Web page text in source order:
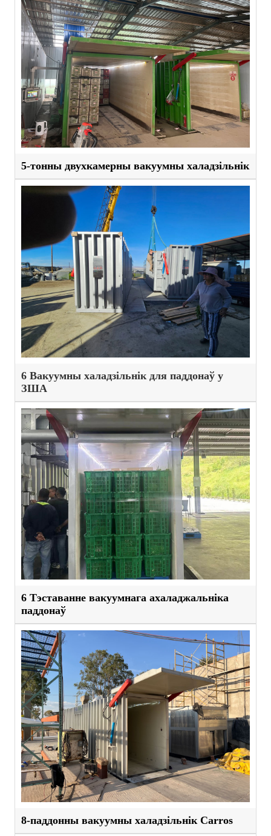
5-тонны двухкамерны вакуумны халадзільнік
6 Вакуумны халадзільнік для паддонаў у
ЗША
6 Тэставанне вакуумнага ахаладжальніка
паддонаў
8-паддонны вакуумны халадзільнік Carros